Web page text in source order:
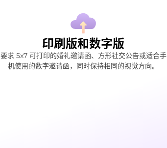
印刷版和数字版
要求 5x7 可打印的婚礼邀请函、方形社交公告或适合手
机使用的数字邀请函，同时保持相同的视觉方向。